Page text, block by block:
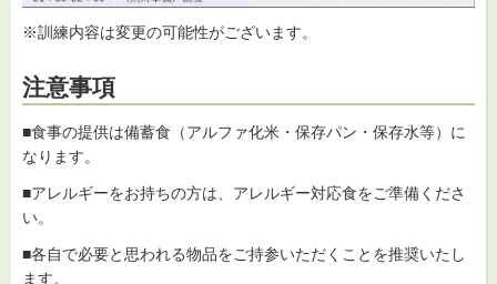
※訓練内容は変更の可能性がございます。
注意事項
■食事の提供は備蓄食（アルファ化米・保存パン・保存水等）に
なります。
■アレルギーをお持ちの方は、アレルギー対応食をご準備くださ
い。
■各自で必要と思われる物品をご持参いただくことを推奨いたし
ます。